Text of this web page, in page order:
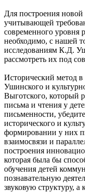
Для построения
учитывающей
современного уровня
необходимо, с нашей
исследованиям К.Д.
рассмотреть их под
Исторический метод
Ушинского и
Выготского, который
письма и чтения у
письменности,
исторического и
формировании у них
взаимосвязи и
построения
которая была бы
обучения детей
познавательную
звуковую структуру,